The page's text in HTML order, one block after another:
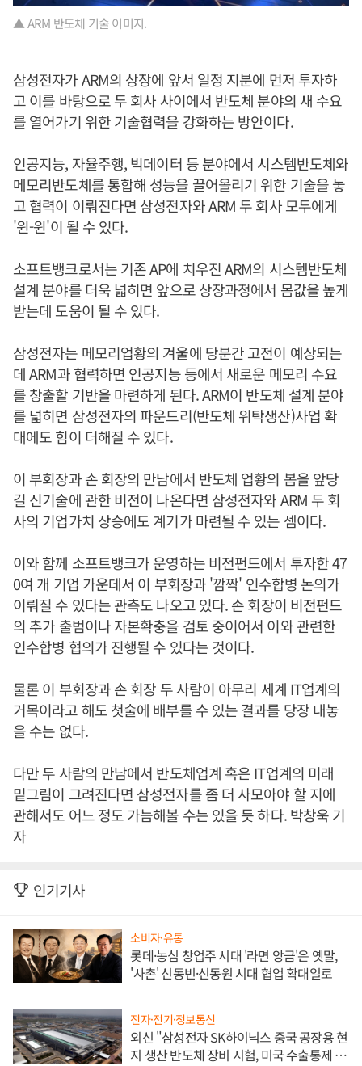
▲ ARM 반도체 기술 이미지.
삼성전자가 ARM의 상장에 앞서 일정 지분에 먼저 투자하
고 이를 바탕으로 두 회사 사이에서 반도체 분야의 새 수요
를 열어가기 위한 기술협력을 강화하는 방안이다.
인공지능, 자율주행, 빅데이터 등 분야에서 시스템반도체와
메모리반도체를 통합해 성능을 끌어올리기 위한 기술을 놓
고 협력이 이뤄진다면 삼성전자와 ARM 두 회사 모두에게
'윈-윈'이 될 수 있다.
소프트뱅크로서는 기존 AP에 치우진 ARM의 시스템반도체
설계 분야를 더욱 넓히면 앞으로 상장과정에서 몸값을 높게
받는데 도움이 될 수 있다.
삼성전자는 메모리업황의 겨울에 당분간 고전이 예상되는
데 ARM과 협력하면 인공지능 등에서 새로운 메모리 수요
를 창출할 기반을 마련하게 된다. ARM이 반도체 설계 분야
를 넓히면 삼성전자의 파운드리(반도체 위탁생산)사업 확
대에도 힘이 더해질 수 있다.
이 부회장과 손 회장의 만남에서 반도체 업황의 봄을 앞당
길 신기술에 관한 비전이 나온다면 삼성전자와 ARM 두 회
사의 기업가치 상승에도 계기가 마련될 수 있는 셈이다.
이와 함께 소프트뱅크가 운영하는 비전펀드에서 투자한 47
0여 개 기업 가운데서 이 부회장과 '깜짝' 인수합병 논의가
이뤄질 수 있다는 관측도 나오고 있다. 손 회장이 비전펀드
의 추가 출범이나 자본확충을 검토 중이어서 이와 관련한
인수합병 협의가 진행될 수 있다는 것이다.
물론 이 부회장과 손 회장 두 사람이 아무리 세계 IT업계의
거목이라고 해도 첫술에 배부를 수 있는 결과를 당장 내놓
을 수는 없다.
다만 두 사람의 만남에서 반도체업계 혹은 IT업계의 미래
밑그림이 그려진다면 삼성전자를 좀 더 사모아야 할 지에
관해서도 어느 정도 가늠해볼 수는 있을 듯 하다. 박창욱 기
자
인기기사
소비자·유통
롯데·농심 창업주 시대 '라면 앙금'은 옛말,
'사촌' 신동빈·신동원 시대 협업 확대일로
전자·전기·정보통신
외신 "삼성전자 SK하이닉스 중국 공장용 현
지 생산 반도체 장비 시험, 미국 수출통제 대